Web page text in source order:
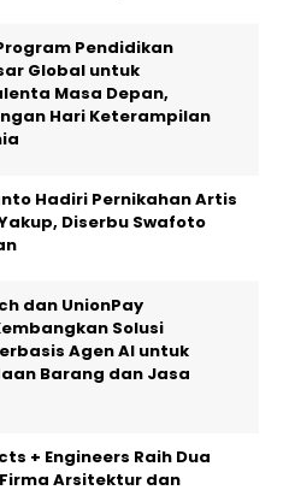
Pendidikan
Global untuk
Masa Depan,
Hari Keterampilan
Hadiri Pernikahan Artis
Diserbu Swafoto
dan UnionPay
Solusi
Agen AI untuk
Barang dan Jasa
+ Engineers Raih Dua
Arsitektur dan